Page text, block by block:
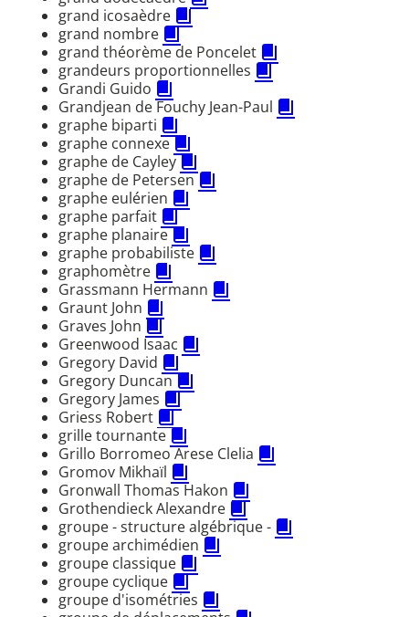
grand icosaèdre
grand nombre
grand théorème de Poncelet
grandeurs proportionnelles
Grandi Guido
Grandjean de Fouchy Jean-Paul
graphe biparti
graphe connexe
graphe de Cayley
graphe de Petersen
graphe eulérien
graphe parfait
graphe planaire
graphe probabiliste
graphomètre
Grassmann Hermann
Graunt John
Graves John
Greenwood Isaac
Gregory David
Gregory Duncan
Gregory James
Griess Robert
grille tournante
Grillo Borromeo Arese Clelia
Gromov Mikhaïl
Gronwall Thomas Hakon
Grothendieck Alexandre
groupe - structure algébrique -
groupe archimédien
groupe classique
groupe cyclique
groupe d'isométries